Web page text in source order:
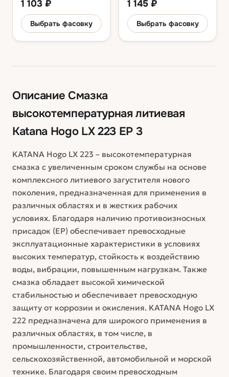
1 103 ₽
Выбрать фасовку
1 145 ₽
Выбрать фасовку
Описание Смазка
высокотемпературная литиевая
Katana Hogo LX 223 EP 3
KATANA Hogo LX 223 – высокотемпературная
смазка с увеличенным сроком службы на основе
комплексного литиевого загустителя нового
поколения, предназначенная для применения в
различных областях и в жестких рабочих
условиях. Благодаря наличию противоизносных
присадок (EP) обеспечивает превосходные
эксплуатационные характеристики в условиях
высоких температур, стойкость к воздействию
воды, вибрации, повышенным нагрузкам. Также
смазка обладает высокой химической
стабильностью и обеспечивает превосходную
защиту от коррозии и окисления. KATANA Hogo LX
222 предназначена для широкого применения в
различных областях, в том числе, в
промышленности, строительстве,
сельскохозяйственной, автомобильной и морской
технике. Благодаря своим превосходным